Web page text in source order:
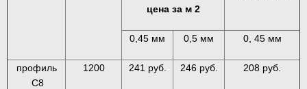
цена за м 2
0,45 мм 0,5 мм 0, 45 мм
профиль
С8
1200 241 руб. 246 руб. 208 руб.